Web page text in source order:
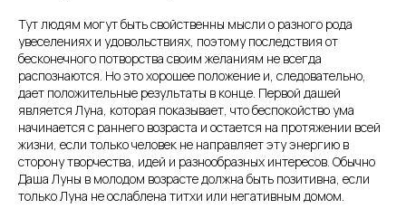
Тут людям могут быть свойственны мысли о разного рода
увеселениях и удовольствиях, поэтому последствия от
бесконечного потворства своим желаниям не всегда
распознаются. Но это хорошее положение и, следовательно,
дает положительные результаты в конце. Первой дашей
является Луна, которая показывает, что беспокойство ума
начинается с раннего возраста и остается на протяжении всей
жизни, если только человек не направляет эту энергию в
сторону творчества, идей и разнообразных интересов. Обычно
Даша Луны в молодом возрасте должна быть позитивна, если
только Луна не ослаблена титхи или негативным домом.